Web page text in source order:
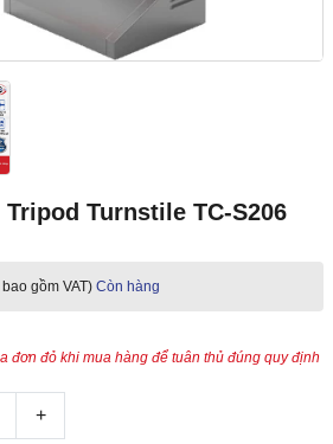
Turnstile TC-S206
gồm VAT) Còn hàng
đơn đỏ khi mua hàng để tuân thủ đúng quy định
+